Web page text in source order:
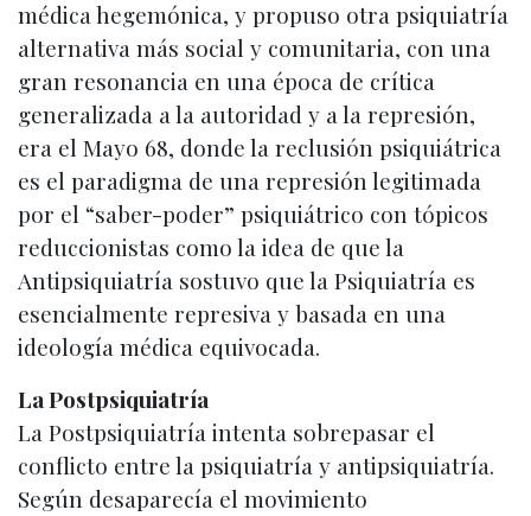
médica hegemónica, y propuso otra psiquiatría
alternativa más social y comunitaria, con una
gran resonancia en una época de crítica
generalizada a la autoridad y a la represión,
era el Mayo 68, donde la reclusión psiquiátrica
es el paradigma de una represión legitimada
por el “saber-poder” psiquiátrico con tópicos
reduccionistas como la idea de que la
Antipsiquiatría sostuvo que la Psiquiatría es
esencialmente represiva y basada en una
ideología médica equivocada.
La Postpsiquiatría
La Postpsiquiatría intenta sobrepasar el
conflicto entre la psiquiatría y antipsiquiatría.
Según desaparecía el movimiento